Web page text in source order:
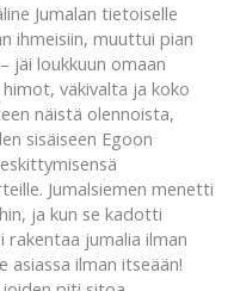
Jumalan tietoiselle
ihmeisiin, muuttui pian
jäi loukkuun omaan
väkivalta ja koko
näistä olennoista,
sisäiseen Egoon
Jumalsiemen menetti
ja kun se kadotti
rakentaa jumalia ilman
asiassa ilman itseään!